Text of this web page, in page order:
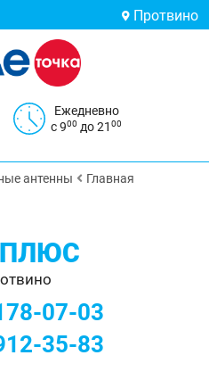
Протвино
Ежедневно
с 900 до 2100
антенны Главная
07-03
35-83